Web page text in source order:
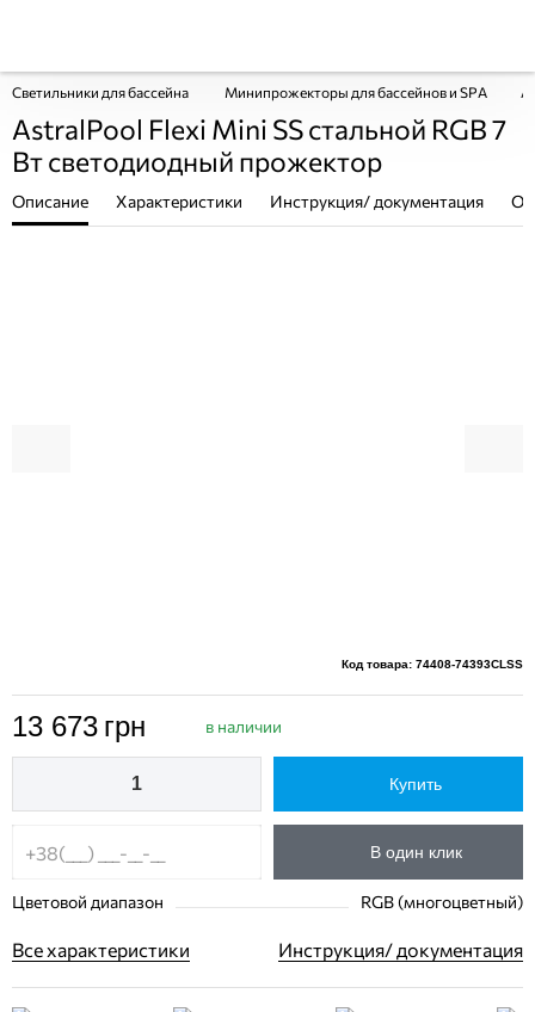
Светильники для бассейна Минипрожекторы для бассейнов и SPA
AstralPool Flexi Mini SS стальной RGB 7
Вт светодиодный прожектор
Описание Характеристики Инструкция/ документация
Код товара: 74408-74393CLSS
13 673 грн в наличии
Купить
В один клик
Цветовой диапазон RGB (многоцветный)
Все характеристики Инструкция/ документация